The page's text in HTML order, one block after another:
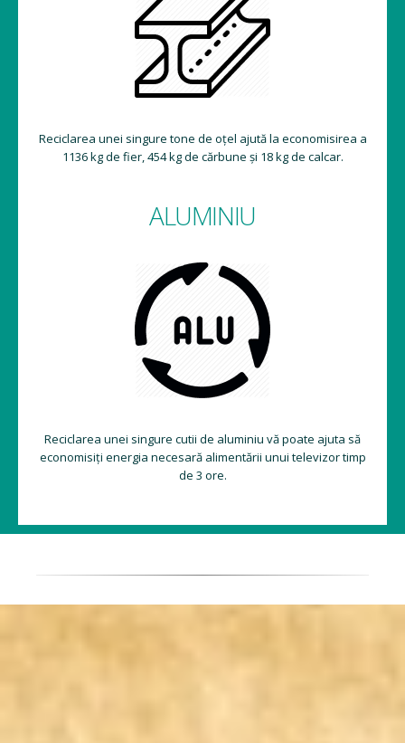
Reciclarea unei singure tone de oțel ajută la economisirea a
1136 kg de fier, 454 kg de cărbune și 18 kg de calcar.
ALUMINIU
Reciclarea unei singure cutii de aluminiu vă poate ajuta să
economisiți energia necesară alimentării unui televizor timp
de 3 ore.